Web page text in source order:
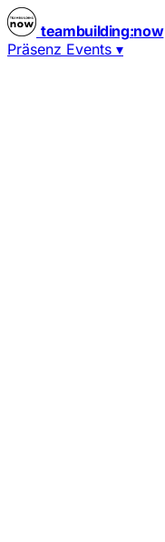
teambuilding:now
Präsenz Events ▾